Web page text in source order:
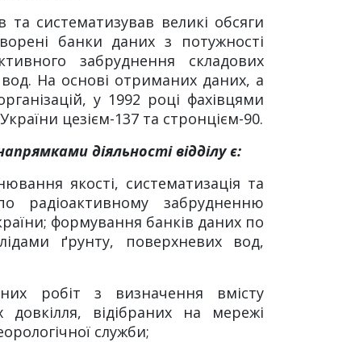
та систематизував великі обсяги
банки даних з потужності
забруднення складових
На основі отриманих даних, а
у 1992 році фахівцями
цезієм-137 та стронцієм-90.
діяльності відділу є:
якості, систематизація та
радіоактивному забрудненню
формування банків даних по
ґрунту, поверхневих вод,
робіт з визначення вмісту
довкілля, відібраних на мережі
служби;